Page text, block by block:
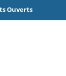
Ouverts